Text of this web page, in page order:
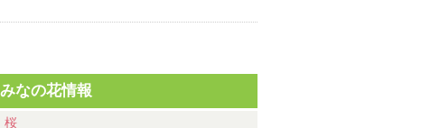
みなの花情報
桜